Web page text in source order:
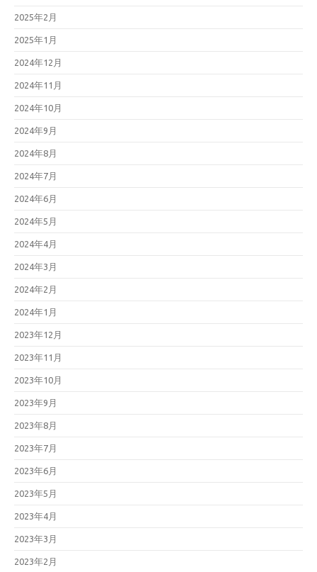
2025年2月
2025年1月
2024年12月
2024年11月
2024年10月
2024年9月
2024年8月
2024年7月
2024年6月
2024年5月
2024年4月
2024年3月
2024年2月
2024年1月
2023年12月
2023年11月
2023年10月
2023年9月
2023年8月
2023年7月
2023年6月
2023年5月
2023年4月
2023年3月
2023年2月